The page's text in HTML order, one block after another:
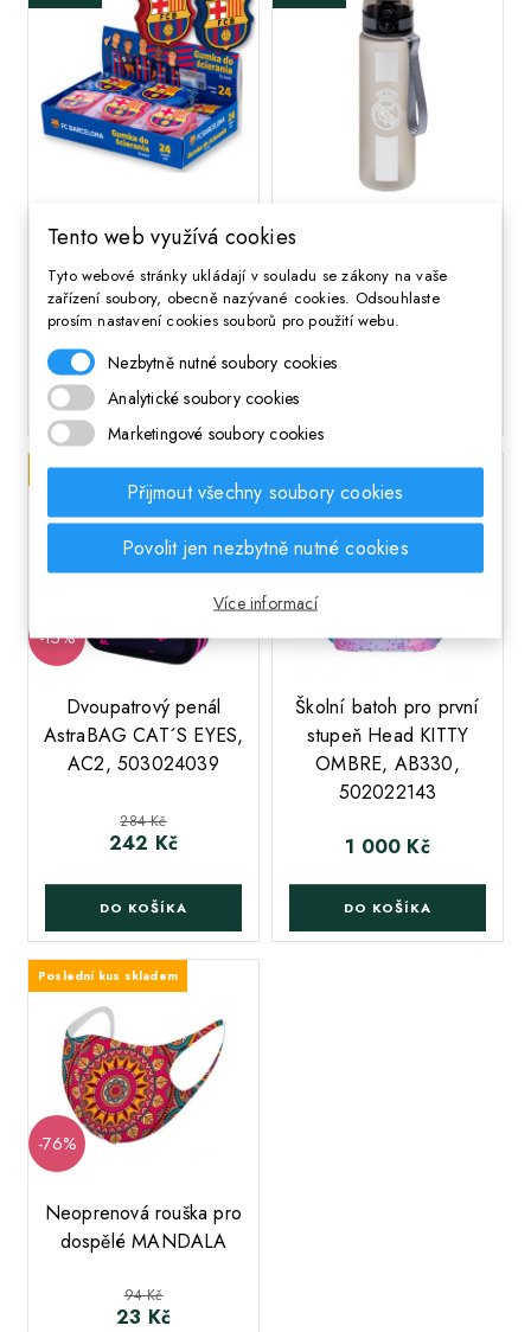
Guma FC Barcelona,
403023051
Cena
21 Kč
DO KOŠÍKA
600 ml, 511026002
-15%
Poslední kus skladem
Dvoupatrový penál
AstraBAG CAT´S EYES,
AC2, 503024039
Běžná cena
284 Kč
Cena
242 Kč
DO KOŠÍKA
Skladem
Školní batoh pro první
stupeň Head KITTY
OMBRE, AB330,
502022143
Cena
1 000 Kč
DO KOŠÍKA
-76%
Poslední kus skladem
Neoprenová rouška pro
dospělé MANDALA
Běžná cena
94 Kč
Cena
23 Kč
Tento web využívá cookies
Tyto webové stránky ukládají v souladu se zákony na vaše
zařízení soubory, obecně nazývané cookies. Odsouhlaste
prosím nastavení cookies souborů pro použití webu.
Nezbytně nutné soubory cookies
Analytické soubory cookies
Marketingové soubory cookies
Přijmout všechny soubory cookies
Povolit jen nezbytně nutné cookies
Více informací